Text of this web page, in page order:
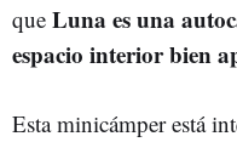
que Luna es una
espacio interior bien
Esta minicámper está